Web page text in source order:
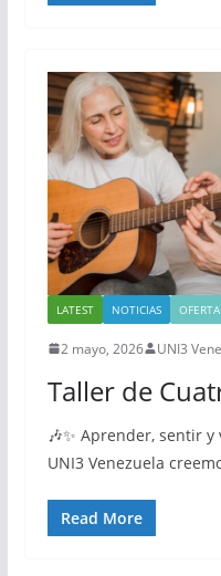
LATEST NOTICIAS
2 mayo, 2026 UNI3
Taller de
🎶✨ Aprender, sentir
UNI3 Venezuela
Read More